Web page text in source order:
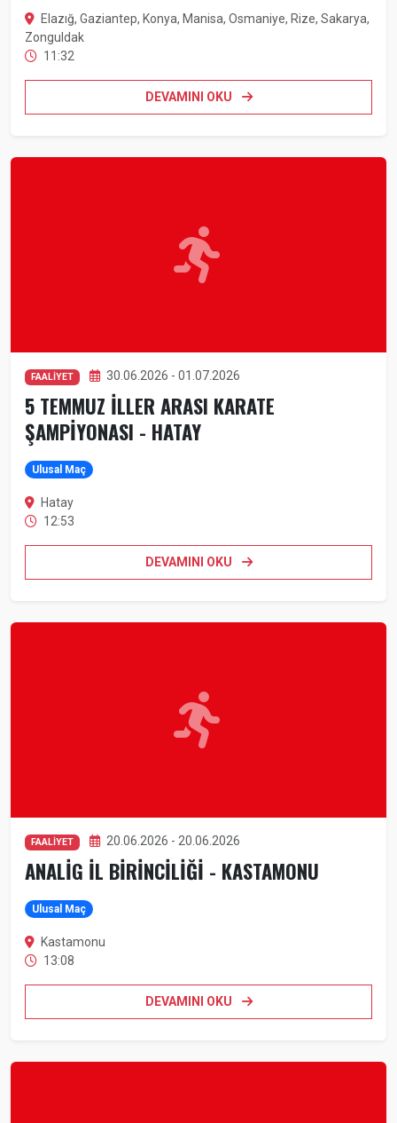
Elazığ, Gaziantep, Konya, Manisa, Osmaniye, Rize, Sakarya,
Zonguldak
11:32
DEVAMINI OKU
FAALİYET 30.06.2026 - 01.07.2026
5 TEMMUZ İLLER ARASI KARATE
ŞAMPİYONASI - HATAY
Ulusal Maç
Hatay
12:53
DEVAMINI OKU
FAALİYET 20.06.2026 - 20.06.2026
ANALİG İL BİRİNCİLİĞİ - KASTAMONU
Ulusal Maç
Kastamonu
13:08
DEVAMINI OKU